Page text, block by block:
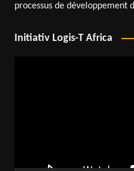
processus de développement
Initiativ Logis-T Africa